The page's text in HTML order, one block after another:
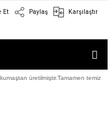
Et Paylaş Karşılaştır
üretilmiştir.Tamamen temiz